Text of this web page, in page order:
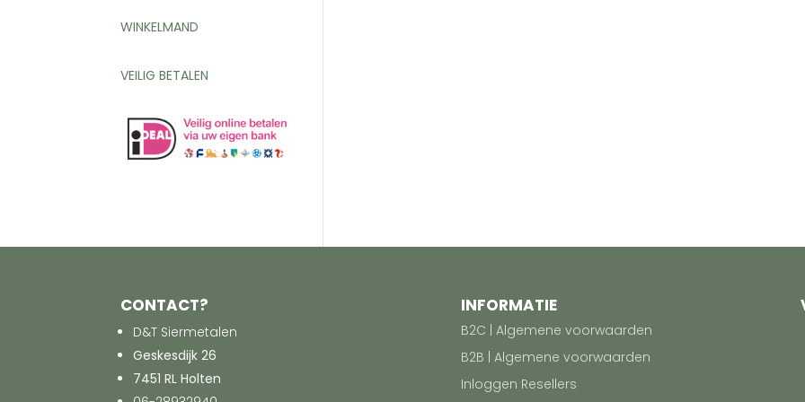
WINKELMAND
VEILIG BETALEN
CONTACT?
D&T Siermetalen
Geskesdijk 26
7451 RL Holten
INFORMATIE
B2C | Algemene voorwaarden
B2B | Algemene voorwaarden
Inloggen Resellers